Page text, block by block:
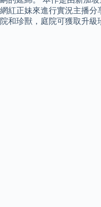
網紅正妹來進行實況主播分
院和珍獸，庭院可獲取升